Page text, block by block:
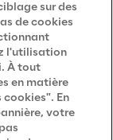
sur des
de cookies
l'utilisation
À tout
en matière
cookies". En
votre